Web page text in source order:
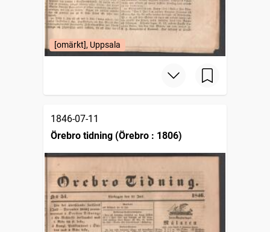
[omärkt], Uppsala
1846-07-11
Örebro tidning (Örebro : 1806)